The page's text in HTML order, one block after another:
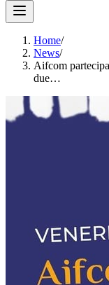
Home/
News/
Aifcom
due…